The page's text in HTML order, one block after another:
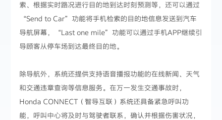
索、根据实时路况进行目的地到达时刻预测等，还可以通过
“Send to Car”功能将手机检索的目的地信息发送到汽车
导航屏幕，“Last one mile”功能可以通过手机APP继续引
导顾客从停车场到达最终目的地。
除导航外，系统还提供支持语音播报功能的在线新闻、天气
和交通违章查询等信息服务。在万一发生交通事故时，
Honda CONNECT（智导互联）系统还具备紧急呼叫功
能，呼叫中心将及时与驾驶者联系，确认并根据伤害状况，